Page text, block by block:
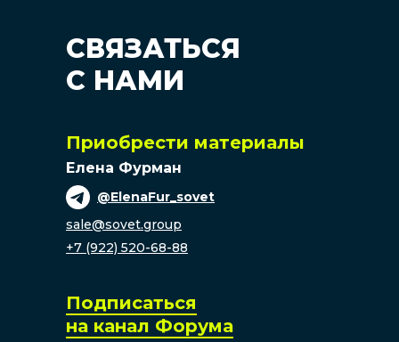
СВЯЗАТЬСЯ
С НАМИ
Приобрести материалы
Подписаться
на канал Форума
@ElenaFur_sovet
Елена Фурман
sale@sovet.group
+7 (922) 520-68-88